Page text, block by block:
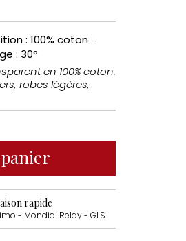
: 100% coton
: 30°
en 100% coton.
robes légères,
rapide
- Mondial Relay - GLS